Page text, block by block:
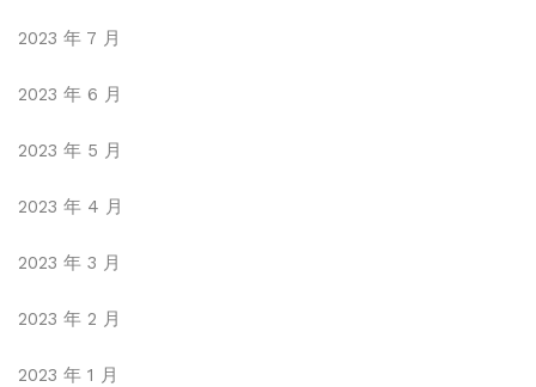
2023 年 7 月
2023 年 6 月
2023 年 5 月
2023 年 4 月
2023 年 3 月
2023 年 2 月
2023 年 1 月